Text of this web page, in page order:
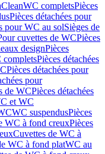
WC completsPièces
Pièces détachées pour
pour WC au solSièges de
cuvettes de WCPièces
designPièces
completsPièces détachées
Pièces détachées pour
pour
de WCPièces détachées
et WC
WC suspendusPièces
WC à fond creuxPièces
Cuvettes de WC à
WC à fond platWC au